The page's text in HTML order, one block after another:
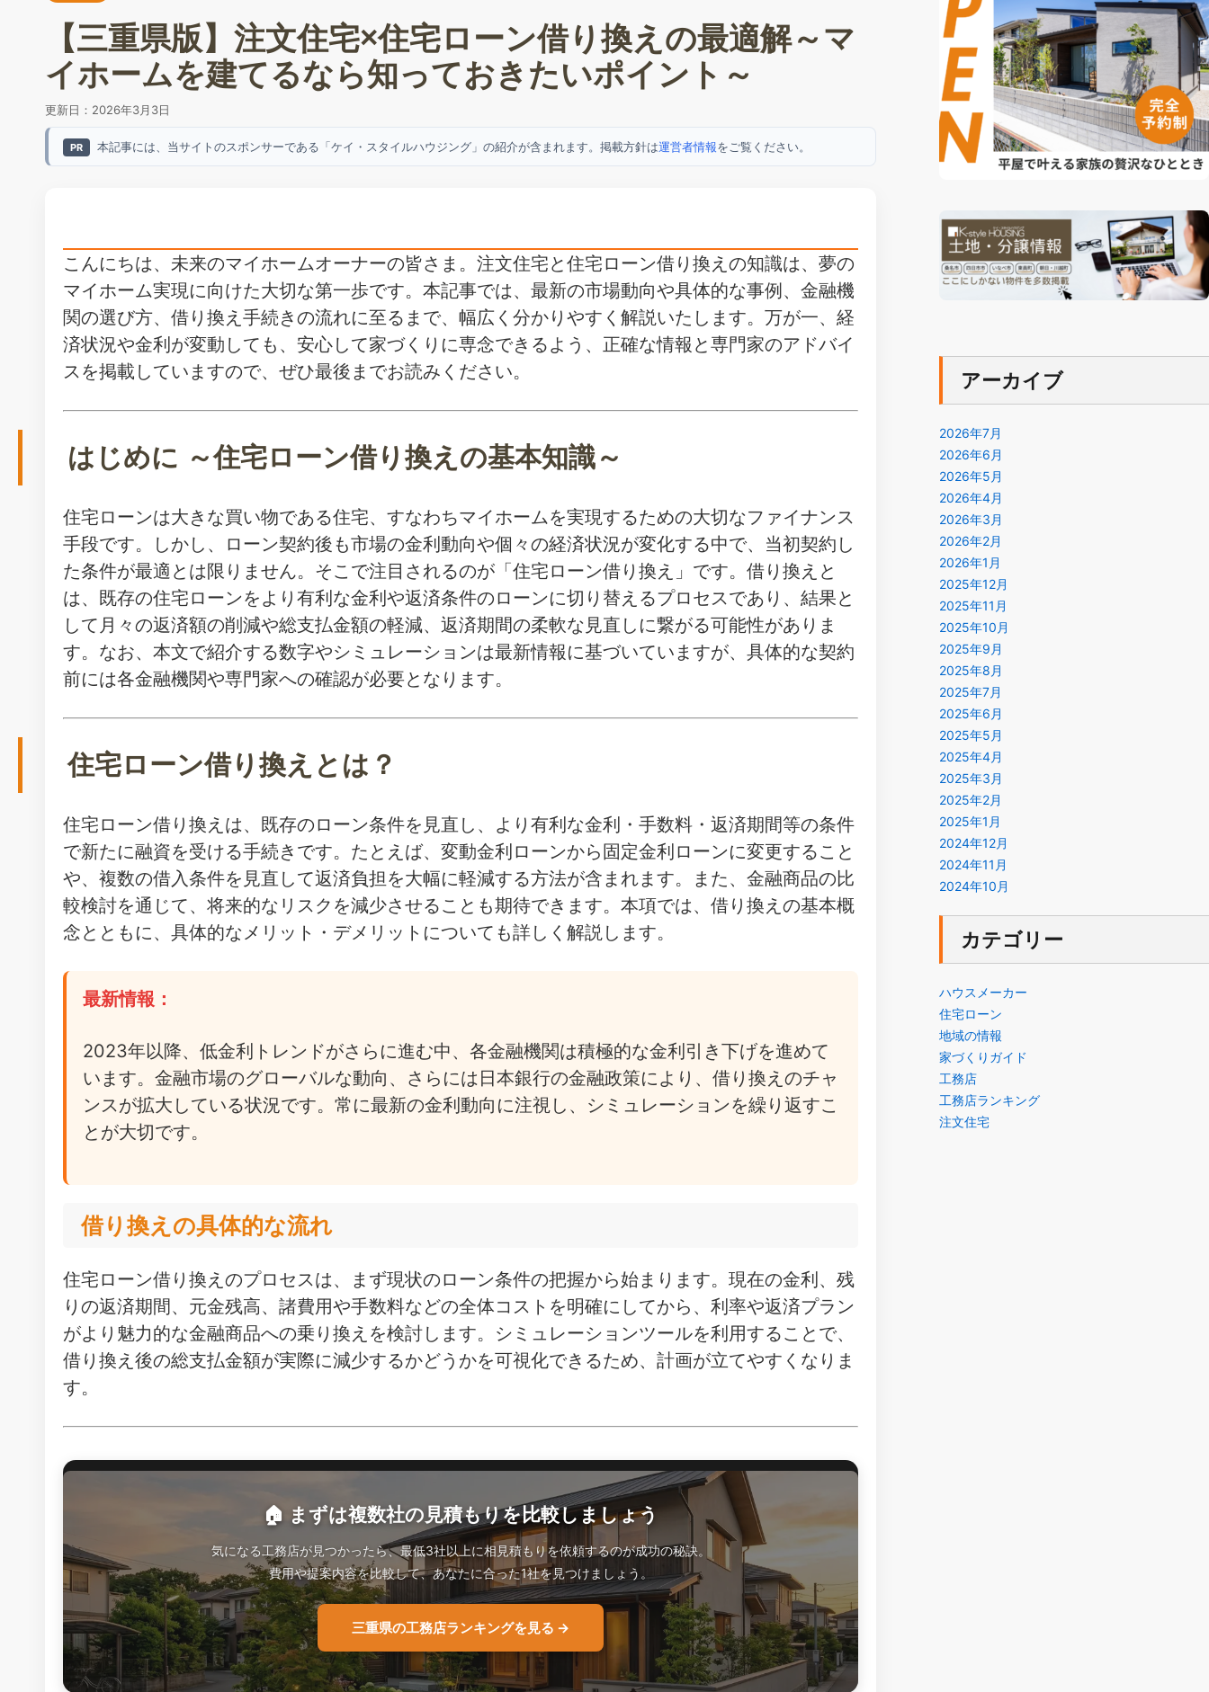
【三重県版】注文住宅×住宅ローン借り換えの最適解～マ
イホームを建てるなら知っておきたいポイント～
更新日： 2026年3月3日
PR 本記事には、当サイトのスポンサーである「ケイ・スタイルハウジング」の紹介が含まれます。掲載方針は運営者情報をご覧ください。
こんにちは、未来のマイホームオーナーの皆さま。注文住宅と住宅ローン借り換えの知識は、夢の
マイホーム実現に向けた大切な第一歩です。本記事では、最新の市場動向や具体的な事例、金融機
関の選び方、借り換え手続きの流れに至るまで、幅広く分かりやすく解説いたします。万が一、経
済状況や金利が変動しても、安心して家づくりに専念できるよう、正確な情報と専門家のアドバイ
スを掲載していますので、ぜひ最後までお読みください。
はじめに ～住宅ローン借り換えの基本知識～
住宅ローンは大きな買い物である住宅、すなわちマイホームを実現するための大切なファイナンス
手段です。しかし、ローン契約後も市場の金利動向や個々の経済状況が変化する中で、当初契約し
た条件が最適とは限りません。そこで注目されるのが「住宅ローン借り換え」です。借り換えと
は、既存の住宅ローンをより有利な金利や返済条件のローンに切り替えるプロセスであり、結果と
して月々の返済額の削減や総支払金額の軽減、返済期間の柔軟な見直しに繋がる可能性がありま
す。なお、本文で紹介する数字やシミュレーションは最新情報に基づいていますが、具体的な契約
前には各金融機関や専門家への確認が必要となります。
住宅ローン借り換えとは？
住宅ローン借り換えは、既存のローン条件を見直し、より有利な金利・手数料・返済期間等の条件
で新たに融資を受ける手続きです。たとえば、変動金利ローンから固定金利ローンに変更すること
や、複数の借入条件を見直して返済負担を大幅に軽減する方法が含まれます。また、金融商品の比
較検討を通じて、将来的なリスクを減少させることも期待できます。本項では、借り換えの基本概
念とともに、具体的なメリット・デメリットについても詳しく解説します。
最新情報：
2023年以降、低金利トレンドがさらに進む中、各金融機関は積極的な金利引き下げを進めて
います。金融市場のグローバルな動向、さらには日本銀行の金融政策により、借り換えのチャ
ンスが拡大している状況です。常に最新の金利動向に注視し、シミュレーションを繰り返すこ
とが大切です。
借り換えの具体的な流れ
住宅ローン借り換えのプロセスは、まず現状のローン条件の把握から始まります。現在の金利、残
りの返済期間、元金残高、諸費用や手数料などの全体コストを明確にしてから、利率や返済プラン
がより魅力的な金融商品への乗り換えを検討します。シミュレーションツールを利用することで、
借り換え後の総支払金額が実際に減少するかどうかを可視化できるため、計画が立てやすくなりま
す。
🏠 まずは複数社の見積もりを比較しましょう
気になる工務店が見つかったら、最低3社以上に相見積もりを依頼するのが成功の秘訣。
費用や提案内容を比較して、あなたに合った1社を見つけましょう。
三重県の工務店ランキングを見る →
アーカイブ
2026年7月
2026年6月
2026年5月
2026年4月
2026年3月
2026年2月
2026年1月
2025年12月
2025年11月
2025年10月
2025年9月
2025年8月
2025年7月
2025年6月
2025年5月
2025年4月
2025年3月
2025年2月
2025年1月
2024年12月
2024年11月
2024年10月
カテゴリー
ハウスメーカー
住宅ローン
地域の情報
家づくりガイド
工務店
工務店ランキング
注文住宅